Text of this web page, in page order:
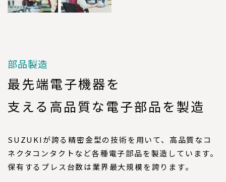
部品製造
最先端電子機器を
支える高品質な電子部品を製造
SUZUKIが誇る精密金型の技術を用いて、高品質なコ
ネクタコンタクトなど各種電子部品を製造しています。
保有するプレス台数は業界最大規模を誇ります。